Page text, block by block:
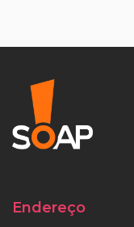
Endereço